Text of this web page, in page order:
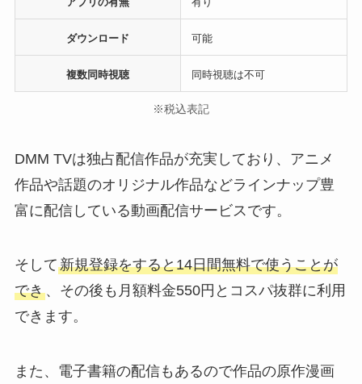
ダウンロード 可能
複数同時視聴 同時視聴は不可
※税込表記
DMM TVは独占配信作品が充実しており、アニメ
作品や話題のオリジナル作品などラインナップ豊
富に配信している動画配信サービスです。
そして新規登録をすると14日間無料で使うことが
でき、その後も月額料金550円とコスパ抜群に利用
できます。
また、電子書籍の配信もあるので作品の原作漫画